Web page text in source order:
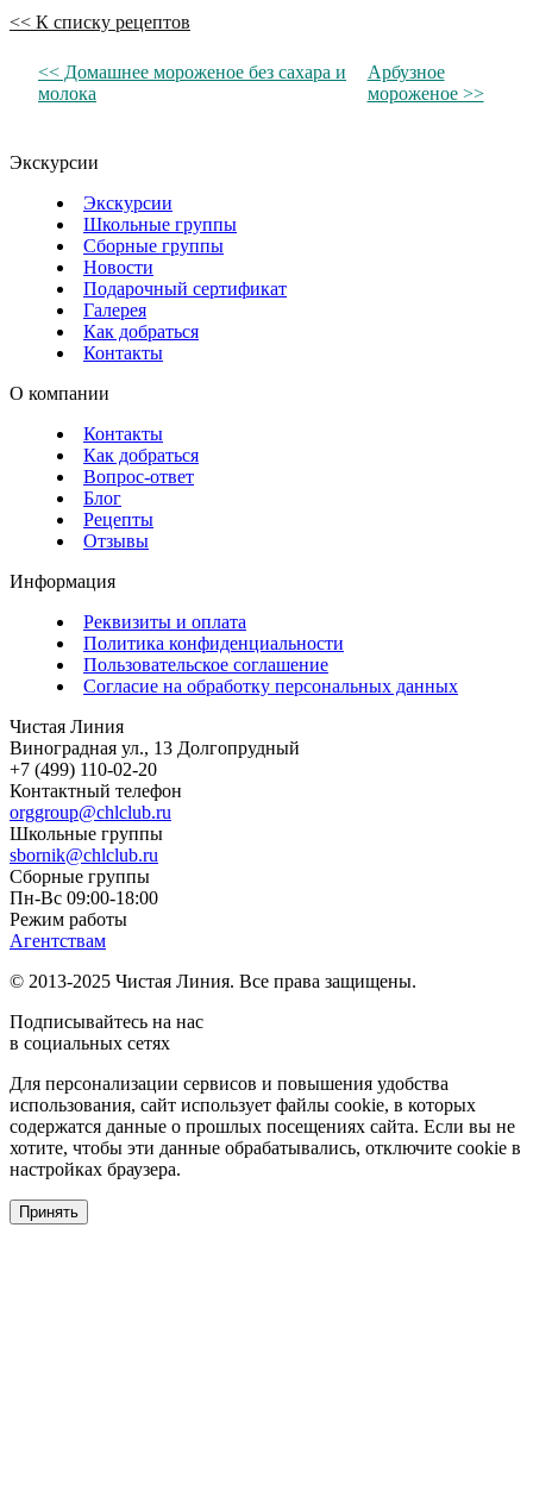
<< К списку рецептов
<< Домашнее мороженое без сахара и
молока
Арбузное
мороженое >>
Экскурсии
Экскурсии
Школьные группы
Сборные группы
Новости
Подарочный сертификат
Галерея
Как добраться
Контакты
О компании
Контакты
Как добраться
Вопрос-ответ
Блог
Рецепты
Отзывы
Информация
Реквизиты и оплата
Политика конфиденциальности
Пользовательское соглашение
Согласие на обработку персональных данных
Чистая Линия
Виноградная ул., 13 Долгопрудный
+7 (499) 110-02-20
Контактный телефон
orggroup@chlclub.ru
Школьные группы
sbornik@chlclub.ru
Сборные группы
Пн-Вс 09:00-18:00
Режим работы
Агентствам
© 2013-2025 Чистая Линия. Все права защищены.
Подписывайтесь на нас
в социальных сетях
Для персонализации сервисов и повышения удобства
использования, сайт использует файлы cookie, в которых
содержатся данные о прошлых посещениях сайта. Если вы не
хотите, чтобы эти данные обрабатывались, отключите cookie в
настройках браузера.
Принять